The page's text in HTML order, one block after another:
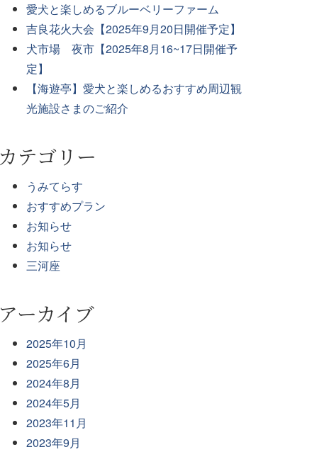
愛犬と楽しめるブルーベリーファーム
吉良花火大会【2025年9月20日開催予定】
犬市場 夜市【2025年8月16~17日開催予
定】
【海遊亭】愛犬と楽しめるおすすめ周辺観
光施設さまのご紹介
カテゴリー
うみてらす
おすすめプラン
お知らせ
お知らせ
三河座
アーカイブ
2025年10月
2025年6月
2024年8月
2024年5月
2023年11月
2023年9月